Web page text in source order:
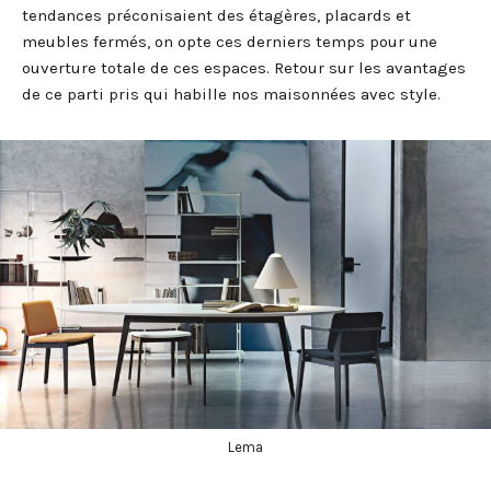
tendances préconisaient des étagères, placards et
meubles fermés, on opte ces derniers temps pour une
ouverture totale de ces espaces. Retour sur les avantages
de ce parti pris qui habille nos maisonnées avec style.
Lema